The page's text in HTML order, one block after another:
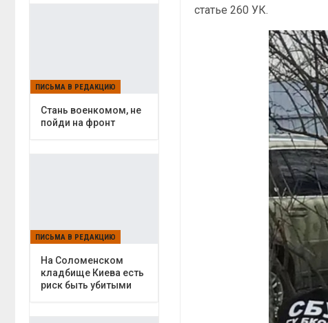
статье 260 УК.
ПИСЬМА В РЕДАКЦИЮ
Cтань военкомом, не
пойди на фронт
ПИСЬМА В РЕДАКЦИЮ
На Соломенском
кладбище Киева есть
риск быть убитыми